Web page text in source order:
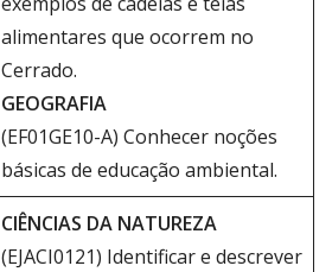
alimentares que ocorrem no
Cerrado.
GEOGRAFIA
(EF01GE10-A) Conhecer noções
básicas de educação ambiental.
CIÊNCIAS DA NATUREZA
(EJACI0121) Identificar e descrever